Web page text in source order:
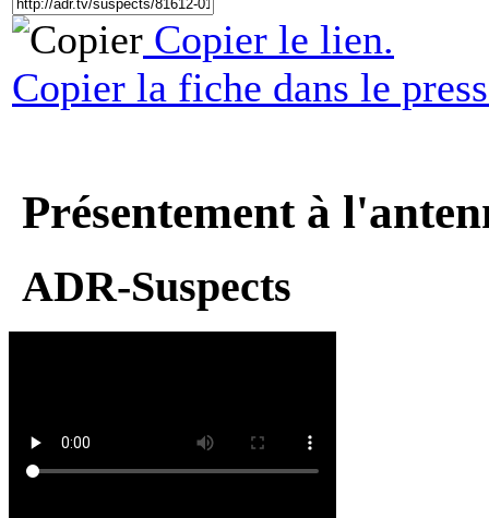
Copier le lien.
Copier la fiche dans le
Présentement à
ADR-Suspects